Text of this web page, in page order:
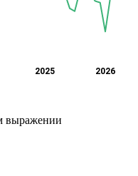
2025 2026
выражении